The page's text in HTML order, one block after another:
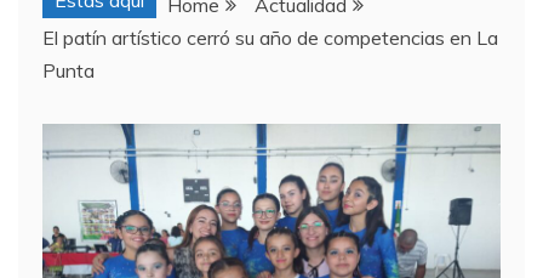
Home
Actualidad
El patín artístico cerró su año de competencias en La
Punta